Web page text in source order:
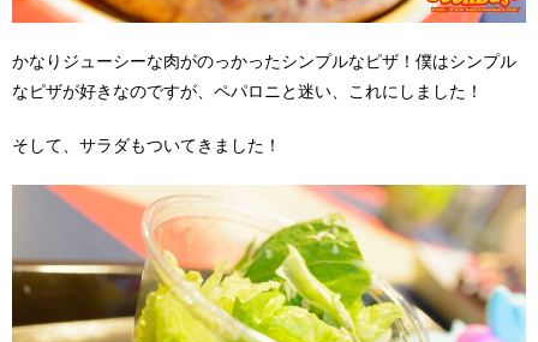
かなりジューシーな肉がのっかったシンプルなピザ！僕はシンプル
なピザが好きなのですが、ペパロニと迷い、これにしました！
そして、サラダもついてきました！